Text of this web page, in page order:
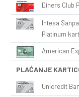
Diners Club
Intesa
Platinum
American
PLAĆANJE
Unicredit